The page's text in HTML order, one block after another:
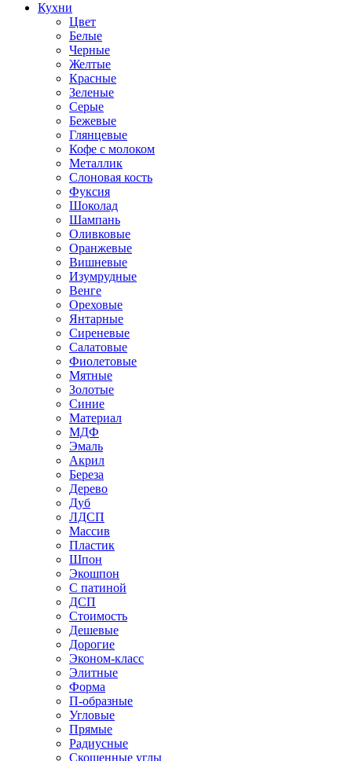
Кухни
Цвет
Белые
Черные
Желтые
Красные
Зеленые
Серые
Бежевые
Глянцевые
Кофе с молоком
Металлик
Слоновая кость
Фуксия
Шоколад
Шампань
Оливковые
Оранжевые
Вишневые
Изумрудные
Венге
Ореховые
Янтарные
Сиреневые
Салатовые
Фиолетовые
Мятные
Золотые
Синие
Материал
МДФ
Эмаль
Акрил
Береза
Дерево
Дуб
ЛДСП
Массив
Пластик
Шпон
Экошпон
С патиной
ДСП
Стоимость
Дешевые
Дорогие
Эконом-класс
Элитные
Форма
П-образные
Угловые
Прямые
Радиусные
Скошенные углы